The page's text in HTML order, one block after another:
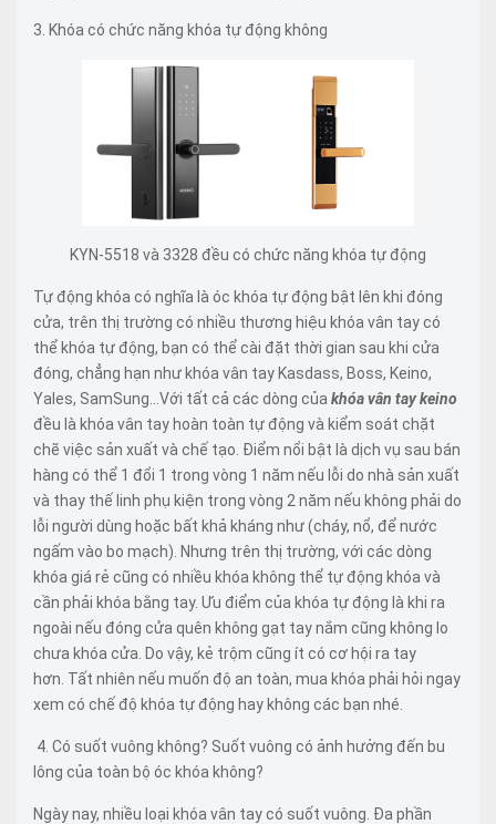
3. Khóa có chức năng khóa tự động không
KYN-5518 và 3328 đều có chức năng khóa tự động
Tự động khóa có nghĩa là óc khóa tự động bật lên khi đóng
cửa, trên thị trường có nhiều thương hiệu khóa vân tay có
thể khóa tự động, bạn có thể cài đặt thời gian sau khi cửa
đóng, chẳng hạn như khóa vân tay Kasdass, Boss, Keino,
Yales, SamSung…Với tất cả các dòng của khóa vân tay keino
đều là khóa vân tay hoàn toàn tự động và kiểm soát chặt
chẽ việc sản xuất và chế tạo. Điểm nổi bật là dịch vụ sau bán
hàng có thể 1 đổi 1 trong vòng 1 năm nếu lỗi do nhà sản xuất
và thay thế linh phụ kiện trong vòng 2 năm nếu không phải do
lỗi người dùng hoặc bất khả kháng như (cháy, nổ, để nước
ngấm vào bo mạch). Nhưng trên thị trường, với các dòng
khóa giá rẻ cũng có nhiều khóa không thể tự động khóa và
cần phải khóa bằng tay. Ưu điểm của khóa tự động là khi ra
ngoài nếu đóng cửa quên không gạt tay nắm cũng không lo
chưa khóa cửa. Do vậy, kẻ trộm cũng ít có cơ hội ra tay
hơn. Tất nhiên nếu muốn độ an toàn, mua khóa phải hỏi ngay
xem có chế độ khóa tự động hay không các bạn nhé.
4. Có suốt vuông không? Suốt vuông có ảnh hưởng đến bu
lông của toàn bộ óc khóa không?
Ngày nay, nhiều loại khóa vân tay có suốt vuông. Đa phần